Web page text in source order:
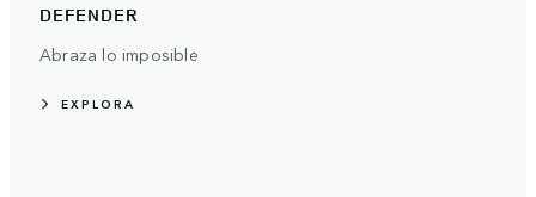
DEFENDER
Abraza lo imposible
EXPLORA